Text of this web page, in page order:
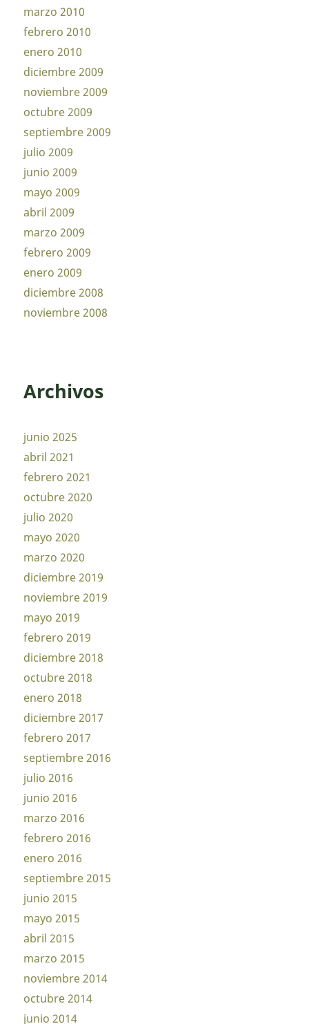
marzo 2010
febrero 2010
enero 2010
diciembre 2009
noviembre 2009
octubre 2009
septiembre 2009
julio 2009
junio 2009
mayo 2009
abril 2009
marzo 2009
febrero 2009
enero 2009
diciembre 2008
noviembre 2008
Archivos
junio 2025
abril 2021
febrero 2021
octubre 2020
julio 2020
mayo 2020
marzo 2020
diciembre 2019
noviembre 2019
mayo 2019
febrero 2019
diciembre 2018
octubre 2018
enero 2018
diciembre 2017
febrero 2017
septiembre 2016
julio 2016
junio 2016
marzo 2016
febrero 2016
enero 2016
septiembre 2015
junio 2015
mayo 2015
abril 2015
marzo 2015
noviembre 2014
octubre 2014
junio 2014